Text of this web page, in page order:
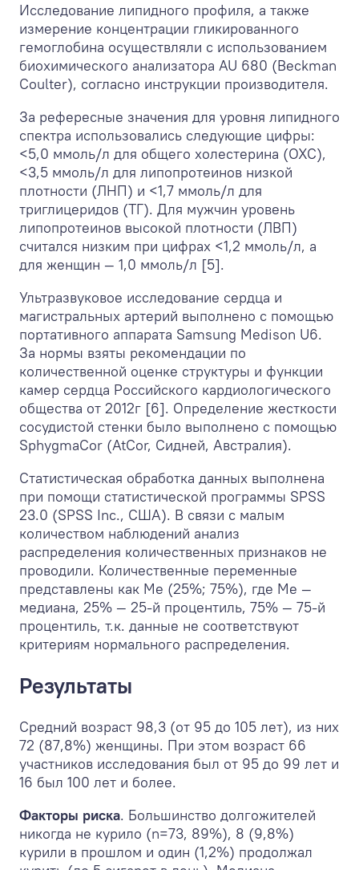
Исследование липидного профиля, а также
измерение концентрации гликированного
гемоглобина осуществляли с использованием
биохимического анализатора AU 680 (Beckman
Coulter), согласно инструкции производителя.
За рефересные значения для уровня липидного
спектра использовались следующие цифры:
<5,0 ммоль/л для общего холестерина (ОХС),
<3,5 ммоль/л для липопротеинов низкой
плотности (ЛНП) и <1,7 ммоль/л для
триглицеридов (ТГ). Для мужчин уровень
липопротеинов высокой плотности (ЛВП)
считался низким при цифрах <1,2 ммоль/л, а
для женщин — 1,0 ммоль/л [5].
Ультразвуковое исследование сердца и
магистральных артерий выполнено с помощью
портативного аппарата Samsung Medison U6.
За нормы взяты рекомендации по
количественной оценке структуры и функции
камер сердца Российского кардиологического
общества от 2012г [6]. Определение жесткости
сосудистой стенки было выполнено с помощью
SphygmaCor (AtCor, Сидней, Австралия).
Статистическая обработка данных выполнена
при помощи статистической программы SPSS
23.0 (SPSS Inc., США). В связи с малым
количеством наблюдений анализ
распределения количественных признаков не
проводили. Количественные переменные
представлены как Ме (25%; 75%), где Ме —
медиана, 25% — 25-й процентиль, 75% — 75-й
процентиль, т.к. данные не соответствуют
критериям нормального распределения.
Результаты
Средний возраст 98,3 (от 95 до 105 лет), из них
72 (87,8%) женщины. При этом возраст 66
участников исследования был от 95 до 99 лет и
16 был 100 лет и более.
Факторы риска. Большинство долгожителей
никогда не курило (n=73, 89%), 8 (9,8%)
курили в прошлом и один (1,2%) продолжал